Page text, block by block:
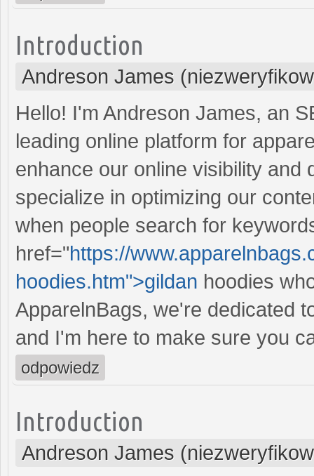
Introduction
Andreson James
Hello! I'm Andreson James, an
leading online platform for
enhance our online visibility and
specialize in optimizing our
when people search for
href="https://
hoodies.htm">gildan hoodies
ApparelnBags, we're dedicated
and I'm here to make sure you
odpowiedz
Introduction
Andreson James